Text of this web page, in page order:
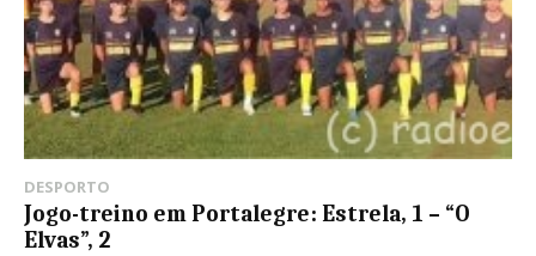
DESPORTO
Jogo-treino em Portalegre: Estrela, 1 – “O
Elvas”, 2